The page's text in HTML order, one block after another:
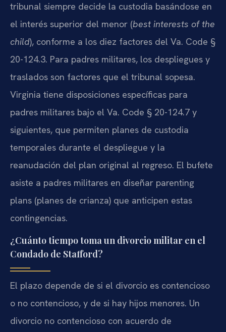
tribunal siempre decide la custodia basándose en
el interés superior del menor (best interests of the
child), conforme a los diez factores del Va. Code §
20-124.3. Para padres militares, los despliegues y
traslados son factores que el tribunal sopesa.
Virginia tiene disposiciones específicas para
padres militares bajo el Va. Code § 20-124.7 y
siguientes, que permiten planes de custodia
temporales durante el despliegue y la
reanudación del plan original al regreso. El bufete
asiste a padres militares en diseñar parenting
plans (planes de crianza) que anticipen estas
contingencias.
¿Cuánto tiempo toma un divorcio militar en el
Condado de Stafford?
El plazo depende de si el divorcio es contencioso
o no contencioso, y de si hay hijos menores. Un
divorcio no contencioso con acuerdo de